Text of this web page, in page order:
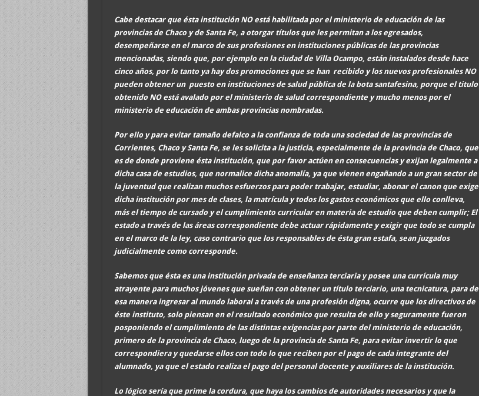
Cabe destacar que ésta institución NO está habilitada por el ministerio de educación de las
provincias de Chaco y de Santa Fe, a otorgar títulos que les permitan a los egresados,
desempeñarse en el marco de sus profesiones en instituciones públicas de las provincias
mencionadas, siendo que, por ejemplo en la ciudad de Villa Ocampo, están instalados desde hace
cinco años, por lo tanto ya hay dos promociones que se han recibido y los nuevos profesionales NO
pueden obtener un puesto en instituciones de salud pública de la bota santafesina, porque el titulo
obtenido NO está avalado por el ministerio de salud correspondiente y mucho menos por el
ministerio de educación de ambas provincias nombradas.
Por ello y para evitar tamaño defalco a la confianza de toda una sociedad de las provincias de
Corrientes, Chaco y Santa Fe, se les solicita a la justicia, especialmente de la provincia de Chaco, que
es de donde proviene ésta institución, que por favor actúen en consecuencias y exijan legalmente a
dicha casa de estudios, que normalice dicha anomalía, ya que vienen engañando a un gran sector de
la juventud que realizan muchos esfuerzos para poder trabajar, estudiar, abonar el canon que exige
dicha institución por mes de clases, la matrícula y todos los gastos económicos que ello conlleva,
más el tiempo de cursado y el cumplimiento curricular en materia de estudio que deben cumplir; El
estado a través de las áreas correspondiente debe actuar rápidamente y exigir que todo se cumpla
en el marco de la ley, caso contrario que los responsables de ésta gran estafa, sean juzgados
judicialmente como corresponde.
Sabemos que ésta es una institución privada de enseñanza terciaria y posee una currícula muy
atrayente para muchos jóvenes que sueñan con obtener un título terciario, una tecnicatura, para de
esa manera ingresar al mundo laboral a través de una profesión digna, ocurre que los directivos de
éste instituto, solo piensan en el resultado económico que resulta de ello y seguramente fueron
posponiendo el cumplimiento de las distintas exigencias por parte del ministerio de educación,
primero de la provincia de Chaco, luego de la provincia de Santa Fe, para evitar invertir lo que
correspondiera y quedarse ellos con todo lo que reciben por el pago de cada integrante del
alumnado, ya que el estado realiza el pago del personal docente y auxiliares de la institución.
Lo lógico sería que prime la cordura, que haya los cambios de autoridades necesarios y que la